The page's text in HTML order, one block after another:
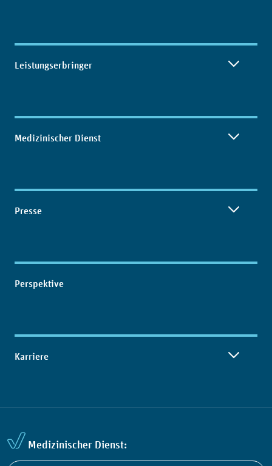
Leistungserbringer
Medizinischer Dienst
Presse
Perspektive
Karriere
Medizinischer Dienst: